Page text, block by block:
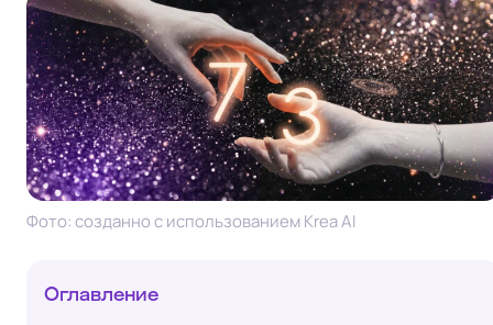
Фото: созданно с использованием Krea AI
Оглавление